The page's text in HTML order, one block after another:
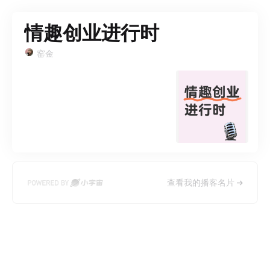
情趣创业进行时
窑金
查看我的播客名片